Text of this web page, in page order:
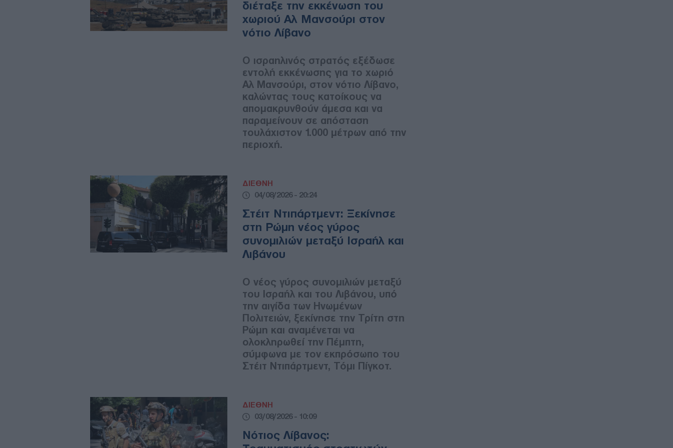
διέταξε την εκκένωση του
χωριού Αλ Μανσούρι στον
νότιο Λίβανο
Ο ισραηλινός στρατός εξέδωσε
εντολή εκκένωσης για το χωριό
Αλ Μανσούρι, στον νότιο Λίβανο,
καλώντας τους κατοίκους να
απομακρυνθούν άμεσα και να
παραμείνουν σε απόσταση
τουλάχιστον 1.000 μέτρων από την
περιοχή.
ΔΙΕΘΝΗ
04/08/2026 - 20:24
Στέιτ Ντιπάρτμεντ: Ξεκίνησε
στη Ρώμη νέος γύρος
συνομιλιών μεταξύ Ισραήλ και
Λιβάνου
Ο νέος γύρος συνομιλιών μεταξύ
του Ισραήλ και του Λιβάνου, υπό
την αιγίδα των Ηνωμένων
Πολιτειών, ξεκίνησε την Τρίτη στη
Ρώμη και αναμένεται να
ολοκληρωθεί την Πέμπτη,
σύμφωνα με τον εκπρόσωπο του
Στέιτ Ντιπάρτμεντ, Τόμι Πίγκοτ.
ΔΙΕΘΝΗ
03/08/2026 - 10:09
Νότιος Λίβανος: